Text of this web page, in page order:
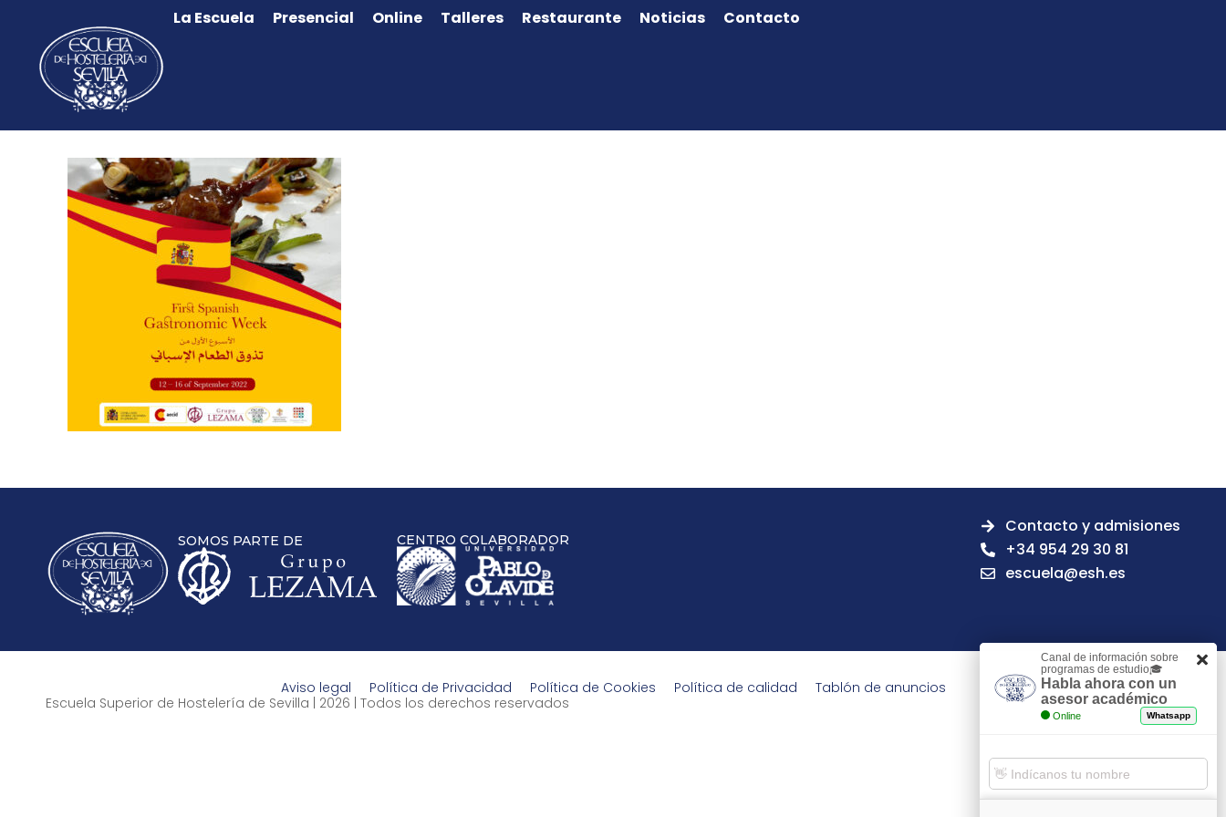
La Escuela Presencial Online Talleres Restaurante Noticias Contacto
SOMOS PARTE DE CENTRO COLABORADOR
Contacto y admisiones
+34 954 29 30 81
escuela@esh.es
Aviso legal Política de Privacidad Política de Cookies Política de calidad
Tablón de anuncios
Escuela Superior de Hostelería de Sevilla | 2026 | Todos los derechos reservados
Canal de información sobre
programas de estudio🎓
Habla ahora con un
asesor académico
Online Whatsapp